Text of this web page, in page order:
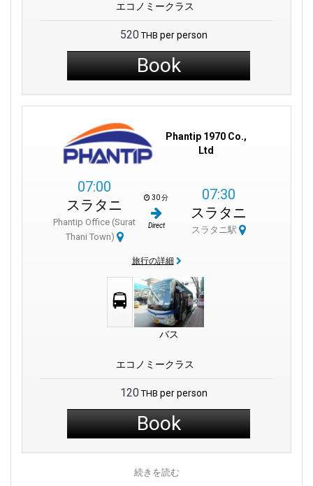
駅は第二次世界大戦中に重要な役割を果たしました。
駅近くのナイトマーケットは料理の天国です。
スラートターニー市柱神社は近くの象徴的なランドマークで
色を楽しむことができます。
エコノミークラス
520 THB per person
Book
Phantip 1970 Co.,
Ltd
07:00
スラタニ
Phantip Office (Surat
Thani Town)
30 分
Direct
07:30
スラタニ
スラタニ駅
旅行の詳細
バス
エコノミークラス
120 THB per person
Book
続きを読む